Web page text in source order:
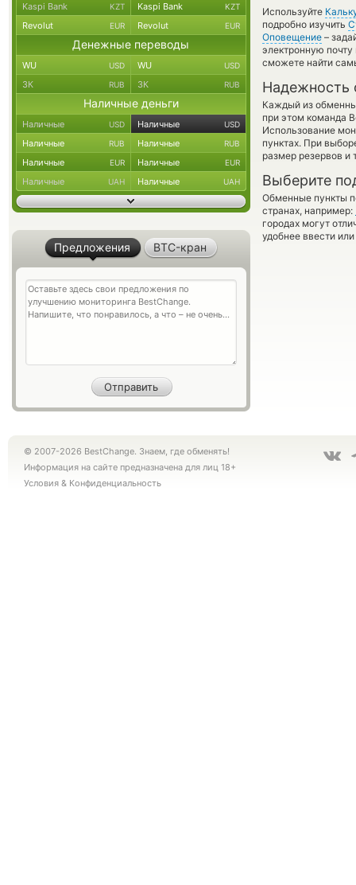
Используйте
подробно изучить
Оповещение –
электронную
сможете найти
Надежность
Каждый из
при этом команда
Использование
пунктах. При
размер резервов и
Выберите
Обменные пункты
странах, например:
городах могут
удобнее ввести
Kaspi Bank KZT Kaspi Bank KZT
Revolut EUR Revolut EUR
Денежные переводы
WU USD WU USD
ЗК RUB ЗК RUB
Наличные деньги
Наличные USD Наличные USD
Наличные RUB Наличные RUB
Наличные EUR Наличные EUR
Наличные UAH Наличные UAH
Предложения BTC-кран
© 2007-2026 BestChange. Знаем, где обменять!
Информация на сайте предназначена для лиц 18+
Условия & Конфиденциальность